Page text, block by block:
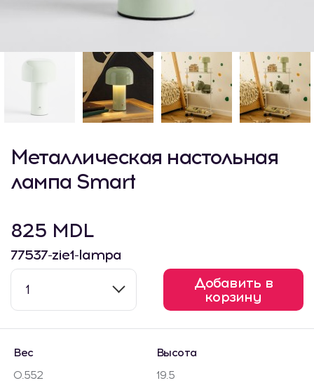
Металлическая настольная
лампа Smart
825 MDL
77537-zie1-lampa
1
Добавить в
корзину
Вес
0.552
Высота
19.5